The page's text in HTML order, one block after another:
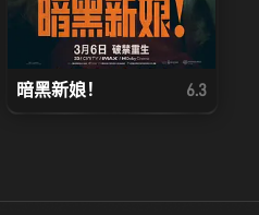
暗黑新娘！ 6.3